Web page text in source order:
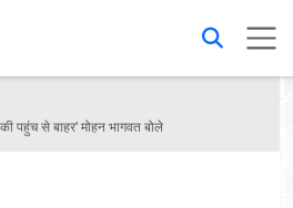
की पहुंच से बाहर' मोहन भागवत बोले